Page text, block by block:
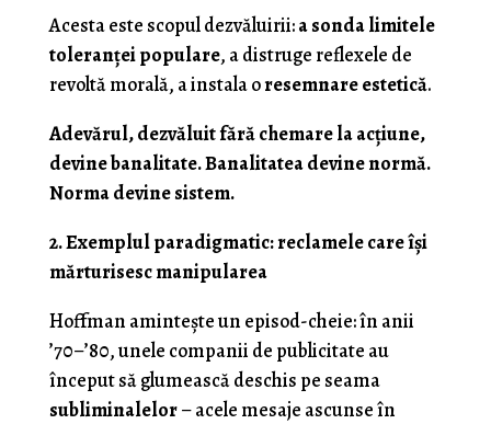
Acesta este scopul dezvăluirii:a sonda limitele
toleranței populare, a distruge reflexele de
revoltă morală, a instala oresemnare estetică.
Adevărul, dezvăluit fără chemare la acțiune,
devine banalitate. Banalitatea devine normă.
Norma devine sistem.
2. Exemplul paradigmatic: reclamele care își
mărturisesc manipularea
Hoffman amintește un episod-cheie: în anii
’70–’80, unele companii de publicitate au
început să glumească deschis pe seama
subliminalelor– acele mesaje ascunse în